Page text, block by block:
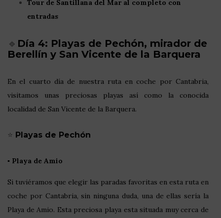
Tour de Santillana del Mar al completo con
entradas
🔹 Día 4: Playas de Pechón, mirador de
Berellín y San Vicente de la Barquera
En el cuarto día de nuestra ruta en coche por Cantabria,
visitamos unas preciosas playas así como la conocida
localidad de San Vicente de la Barquera.
⭐ Playas de Pechón
▪️ Playa de Amio
Si tuviéramos que elegir las paradas favoritas en esta ruta en
coche por Cantabria, sin ninguna duda, una de ellas sería la
Playa de Amio. Esta preciosa playa esta situada muy cerca de